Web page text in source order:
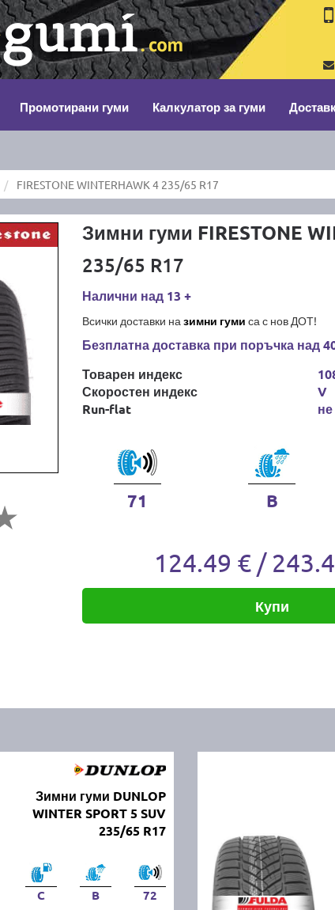
Промотирани гуми Калкулатор за гуми
FIRESTONE WINTERHAWK 4 235/65 R17
Зимни гуми FIRESTONE
235/65 R17
Налични над 13 +
Всички доставки на зимни гуми са с нов ДОТ!
Безплатна доставка при поръчка над
Товарен индекс
Скоростен индекс
Run-flat
V
не
71 B
124.49 € /
Купи
Зимни гуми DUNLOP
WINTER SPORT 5 SUV
235/65 R17
C B 72